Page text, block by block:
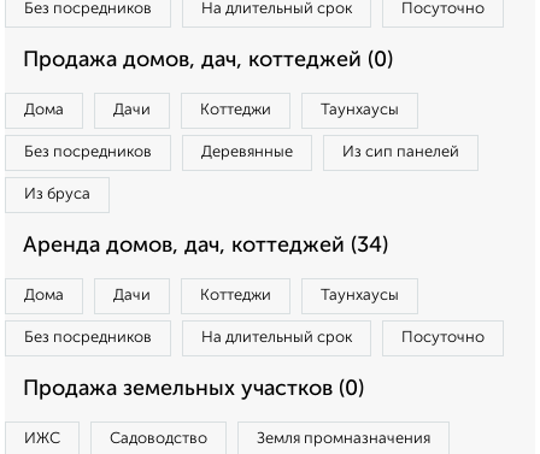
Без посредников На длительный срок Посуточно
Продажа домов, дач, коттеджей (0)
Дома Дачи Коттеджи Таунхаусы
Без посредников Деревянные Из сип панелей
Из бруса
Аренда домов, дач, коттеджей (34)
Дома Дачи Коттеджи Таунхаусы
Без посредников На длительный срок Посуточно
Продажа земельных участков (0)
ИЖС Садоводство Земля промназначения